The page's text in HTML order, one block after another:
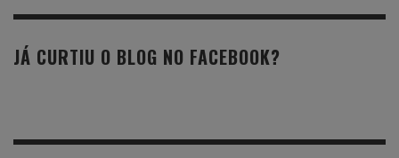
JÁ CURTIU O BLOG NO FACEBOOK?